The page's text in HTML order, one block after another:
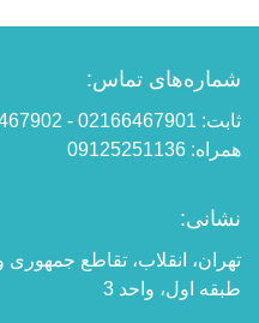
شماره‌های تماس:
ثابت: 02166467901 - 02166467902
همراه: 09125251136
نشانی:
طبقه اول، واحد 3